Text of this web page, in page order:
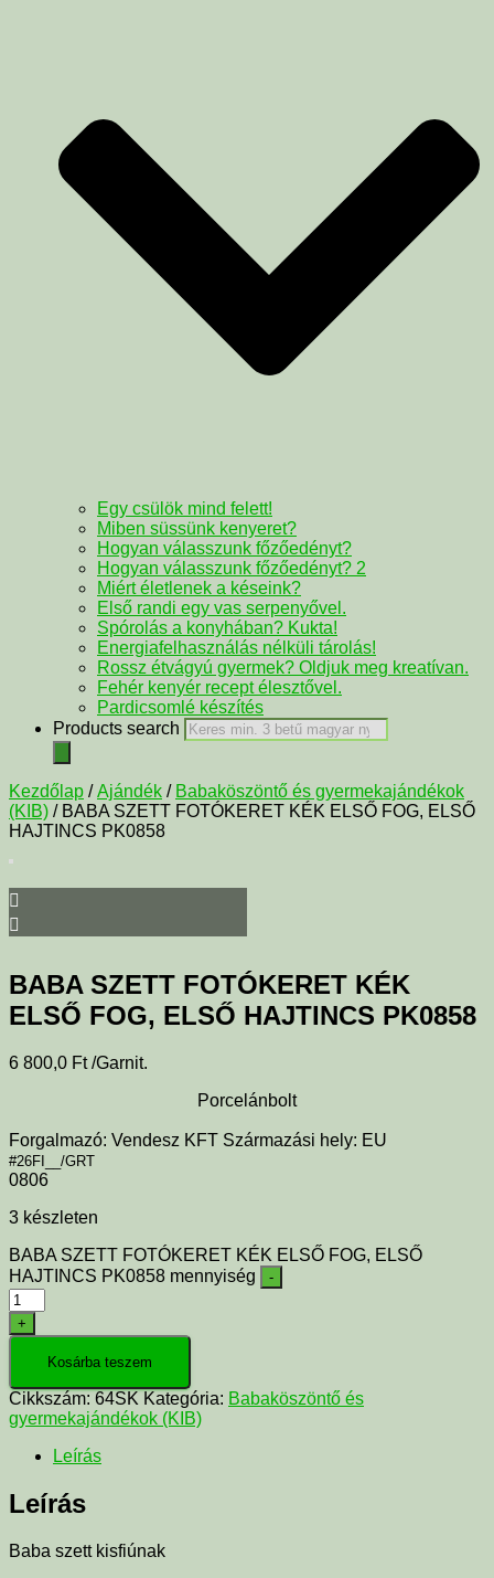
Egy csülök mind felett!
Miben süssünk kenyeret?
Hogyan válasszunk főzőedényt?
Hogyan válasszunk főzőedényt? 2
Miért életlenek a késeink?
Első randi egy vas serpenyővel.
Spórolás a konyhában? Kukta!
Energiafelhasználás nélküli tárolás!
Rossz étvágyú gyermek? Oldjuk meg kreatívan.
Fehér kenyér recept élesztővel.
Pardicsomlé készítés
Products search
Kezdőlap /Ajándék / Babaköszöntő és gyermekajándékok
(KIB) / BABA SZETT FOTÓKERET KÉK ELSŐ FOG, ELSŐ
HAJTINCS PK0858
BABA SZETT FOTÓKERET KÉK
ELSŐ FOG, ELSŐ HAJTINCS PK0858
6 800,0 Ft /Garnit.
Porcelánbolt
Forgalmazó: Vendesz KFT Származási hely: EU
#26FI__/GRT
0806
3 készleten
BABA SZETT FOTÓKERET KÉK ELSŐ FOG, ELSŐ
HAJTINCS PK0858 mennyiség
-
+
Kosárba teszem
Cikkszám: 64SK Kategória: Babaköszöntő és
gyermekajándékok (KIB)
Leírás
Leírás
Baba szett kisfiúnak